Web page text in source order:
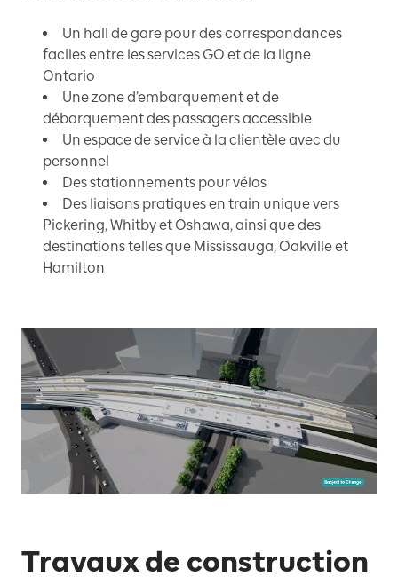
Un hall de gare pour des correspondances
faciles entre les services GO et de la ligne
Ontario
Une zone d’embarquement et de
débarquement des passagers accessible
Un espace de service à la clientèle avec du
personnel
Des stationnements pour vélos
Des liaisons pratiques en train unique vers
Pickering, Whitby et Oshawa, ainsi que des
destinations telles que Mississauga, Oakville et
Hamilton
Travaux de construction